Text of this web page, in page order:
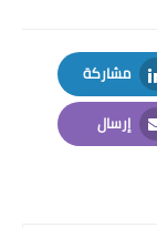
مشاركة
LinkedIn
إرسال
Email